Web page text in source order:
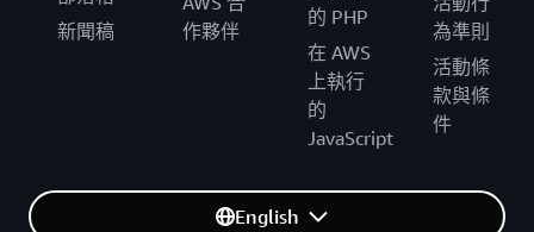
新聞稿
作夥伴
的 PHP
在 AWS
上執行
的
JavaScript
為準則
活動條
款與條
件
English